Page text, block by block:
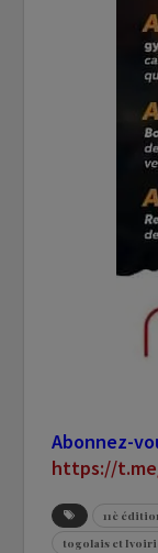
Abonnez-
https://
11è
togolais et